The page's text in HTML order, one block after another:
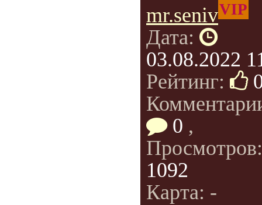
mr.senivVIP
Дата:
03.08.2022
Рейтинг:
0 ,
1092
Карта: -